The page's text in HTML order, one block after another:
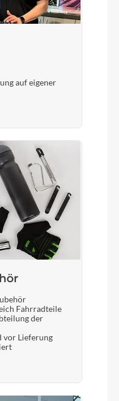
auf eigener
Fahrradteile
der
vor Lieferung